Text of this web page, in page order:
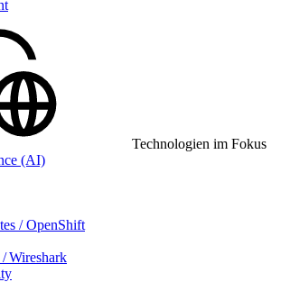
Technologien im Fokus
(AI)
/ OpenShift
Wireshark